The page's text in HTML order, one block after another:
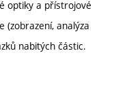
optiky a přístrojové
analýza
nabitých částic.